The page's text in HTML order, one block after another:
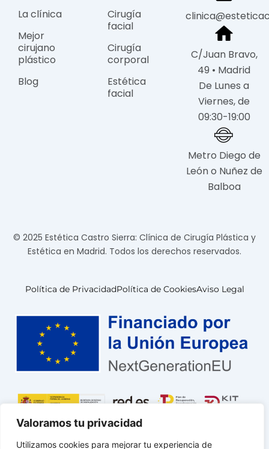
Valoramos tu privacidad
Utilizamos cookies para mejorar tu experiencia de
La clínica
Mejor
cirujano
plástico
Blog
Cirugía
facial
Cirugía
corporal
Estética
facial
C/Juan Bravo,
49 • Madrid
De Lunes a
Viernes, de
09:30-19:00
Metro Diego de
León o Nuñez de
Balboa
© 2025 Estética Castro Sierra: Clínica de Cirugía Plástica y
Estética en Madrid. Todos los derechos reservados.
Política de PrivacidadPolítica de CookiesAviso Legal